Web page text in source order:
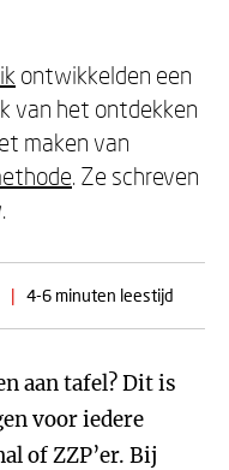
ontwikkelden een
van het ontdekken
maken van
. Ze schreven
| 4-6 minuten leestijd
aan tafel? Dit is
voor iedere
of ZZP’er. Bij